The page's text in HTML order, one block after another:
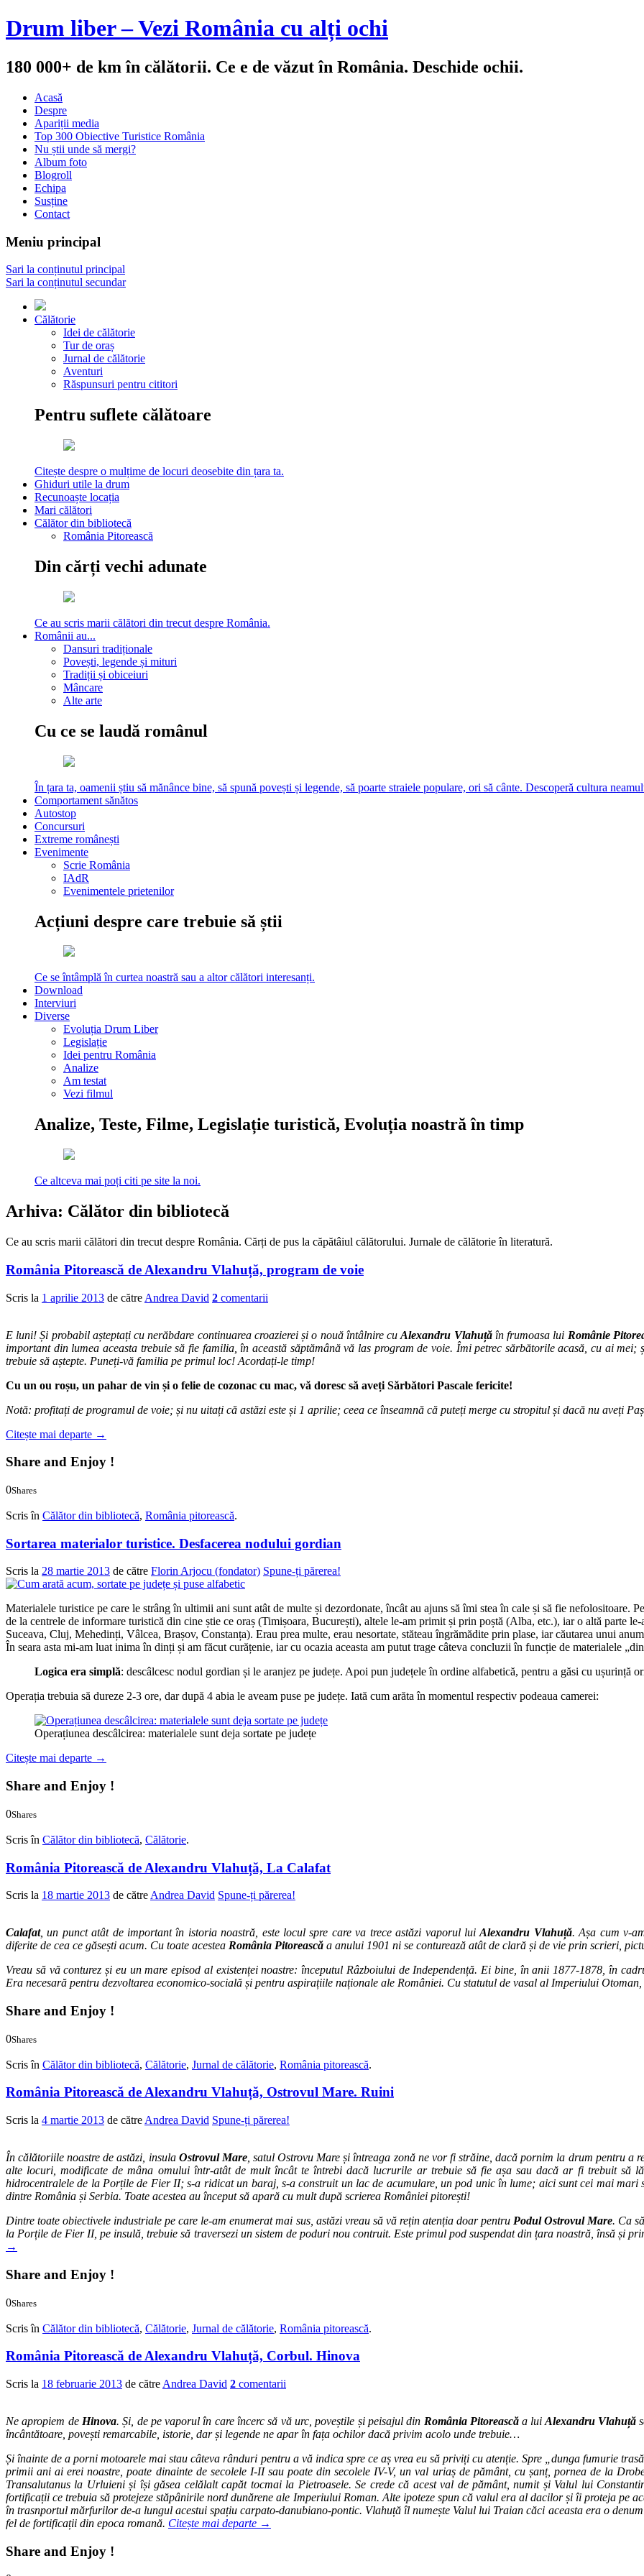
Drum liber – Vezi România cu alți ochi
180 000+ de km în călătorii. Ce e de văzut în România. Deschide ochii.
Acasă
Despre
Apariții media
Top 300 Obiective Turistice România
Nu știi unde să mergi?
Album foto
Blogroll
Echipa
Susține
Contact
Meniu principal
Sari la conținutul principal
Sari la conținutul secundar
Călătorie
Idei de călătorie
Tur de oraș
Jurnal de călătorie
Aventuri
Răspunsuri pentru cititori
Pentru suflete călătoare
Citește despre o mulțime de locuri deosebite din țara ta.
Ghiduri utile la drum
Recunoaște locația
Mari călători
Călător din bibliotecă
România Pitorească
Din cărți vechi adunate
Ce au scris marii călători din trecut despre România.
Românii au...
Dansuri tradiționale
Povești, legende și mituri
Tradiții și obiceiuri
Mâncare
Alte arte
Cu ce se laudă românul
În țara ta, oamenii știu să mănânce bine, să spună povești și legende, să poarte straiele populare, ori să cânte. Descoperă cultura
Comportament sănătos
Autostop
Concursuri
Extreme românești
Evenimente
Scrie România
IAdR
Evenimentele prietenilor
Acțiuni despre care trebuie să știi
Ce se întâmplă în curtea noastră sau a altor călători interesanți.
Download
Interviuri
Diverse
Evoluția Drum Liber
Legislație
Idei pentru România
Analize
Am testat
Vezi filmul
Analize, Teste, Filme, Legislație turistică, Evoluția noastră în timp
Ce altceva mai poți citi pe site la noi.
Arhiva: Călător din bibliotecă
Ce au scris marii călători din trecut despre România. Cărți de pus la căpătâiul călătorului. Jurnale de călătorie în literatură.
România Pitorească de Alexandru Vlahuță, program de voie
Scris la 1 aprilie 2013 de către Andrea David 2 comentarii
E luni! Și probabil așteptați cu nerăbdare continuarea croazierei și o nouă întâlnire cuAlexandru Vlahuțăîn frumoasa lui Românie
important din lumea aceasta trebuie să fie familia, în această săptămână vă las program de voie. Îmi petrec sărbătorile acasă, cu ai
trebuie să aștepte. Puneți-vă familia pe primul loc! Acordați-le timp!
Cu un ou roșu, un pahar de vin și o felie de cozonac cu mac, vă doresc să aveți Sărbători Pascale fericite!
Notă: profitați de programul de voie; și nu uitați că astăzi este și 1 aprilie; ceea ce înseamnă că puteți merge cu stropitul și dacă nu aveți
Citește mai departe →
Share and Enjoy !
0Shares
Scris în Călător din bibliotecă, România pitorească.
Sortarea materialor turistice. Desfacerea nodului gordian
Scris la 28 martie 2013 de către Florin Arjocu (fondator) Spune-ți părerea!
Materialele turistice pe care le strâng în ultimii ani sunt atât de multe și dezordonate, încât au ajuns să îmi stea în cale și să fie nefolositoare.
de la centrele de informare turistică din cine știe ce oraș (Timișoara, București), altele le-am primit și prin poștă (Alba, etc.), iar o altă parte
Suceava, Cluj, Mehedinți, Vâlcea, Brașov, Constanța). Erau prea multe, erau nesortate, stăteau îngrămădite prin plase, iar căutarea unui
În seara asta mi-am luat inima în dinți și am făcut curățenie, iar cu ocazia aceasta am putut trage câteva concluzii în funcție de materialele
Logica era simplă: descâlcesc nodul gordian și le aranjez pe județe. Apoi pun județele în ordine alfabetică, pentru a găsi cu ușurință
Operația trebuia să dureze 2-3 ore, dar după 4 abia le aveam puse pe județe. Iată cum arăta în momentul respectiv podeaua camerei:
Operațiunea descâlcirea: materialele sunt deja sortate pe județe
Citește mai departe →
Share and Enjoy !
0Shares
Scris în Călător din bibliotecă, Călătorie.
România Pitorească de Alexandru Vlahuță, La Calafat
Scris la 18 martie 2013 de către Andrea David Spune-ți părerea!
Calafat, un punct atât de important în istoria noastră, este locul spre care va trece astăzi vaporul luiAlexandru Vlahuță. Așa cum v-
diferite de cea ce găsești acum. Cu toate acestea România Pitorească a anului 1901 ni se conturează atât de clară și de vie prin scrieri,
Vreau să vă conturez și eu un mare episod al existenței noastre: începutul Râzboiului de Independență. Ei bine, în anii 1877-1878, în
Era necesară pentru dezvoltarea economico-socială și pentru aspirațiile naționale ale României. Cu statutul de vasal al Imperiului
Share and Enjoy !
0Shares
Scris în Călător din bibliotecă, Călătorie, Jurnal de călătorie, România pitorească.
România Pitorească de Alexandru Vlahuță, Ostrovul Mare. Ruini
Scris la 4 martie 2013 de către Andrea David Spune-ți părerea!
În călătoriile noastre de astăzi, insula Ostrovul Mare, satul Ostrovu Mare și întreaga zonă ne vor fi străine, dacă pornim la drum pentru a
alte locuri, modificate de mâna omului într-atât de mult încât te întrebi dacă lucrurile ar trebuie să fie așa sau dacă ar fi trebuit să
hidrocentralele de la Porțile de Fier II; s-a ridicat un baraj, s-a construit un lac de acumulare, un pod unic în lume; aici sunt cei mai mari
dintre România și Serbia. Toate acestea au început să apară cu mult după scrierea României pitorești!
Dintre toate obiectivele industriale pe care le-am enumerat mai sus, astăzi vreau să vă rețin atenția doar pentru Podul Ostrovul Mare. Ca
la Porțile de Fier II, pe insulă, trebuie să traversezi un sistem de poduri nou contruit. Este primul pod suspendat din țara noastră, însă și
→
Share and Enjoy !
0Shares
Scris în Călător din bibliotecă, Călătorie, Jurnal de călătorie, România pitorească.
România Pitorească de Alexandru Vlahuță, Corbul. Hinova
Scris la 18 februarie 2013 de către Andrea David 2 comentarii
Ne apropiem deHinova. Și, de pe vaporul în care încerc să vă urc, poveștile și peisajul din România Pitoreascăa lui Alexandru Vlahuță
încântătoare, povești remarcabile, istorie, dar și legende ne apar în fața ochilor dacă privim acolo unde trebuie…
Și înainte de a porni motoarele mai stau câteva rânduri pentru a vă indica spre ce aș vrea eu să priviți cu atenție. Spre „dunga fumurie
primii ani ai erei noastre, poate dinainte de secolele I-II sau poate din secolele IV-V, un val uriaș de pământ, cu șanț, pornea de la
Transalutanus la Urluieni și își găsea celălalt capăt tocmai la Pietroasele. Se crede că acest val de pământ, numit și Valul lui
fortificații ce trebuia să protejeze stăpânirile nord dunărene ale Imperiului Roman. Alte ipoteze spun că valul era al dacilor și îi proteja pe
în trasnportul mărfurilor de-a lungul acestui spațiu carpato-danubiano-pontic. Vlahuță îl numește Valul lui Traian căci aceasta era o
fel de fortificații din epoca romană. Citește mai departe →
Share and Enjoy !